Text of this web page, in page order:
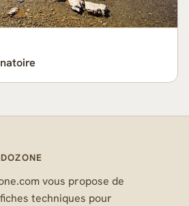
vous propose de
techniques pour